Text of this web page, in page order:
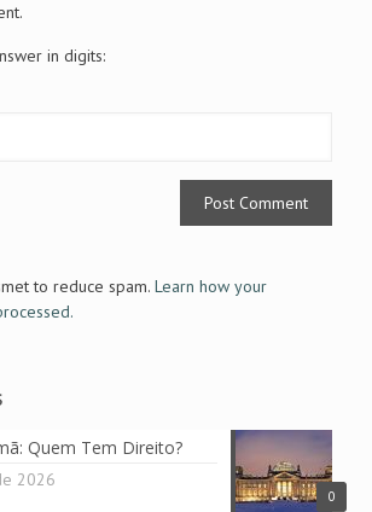
in digits:
to reduce spam. Learn how your
0
Quem Tem Direito?
2026